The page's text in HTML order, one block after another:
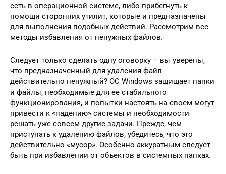
есть в операционной системе, либо прибегнуть к
помощи сторонних утилит, которые и предназначены
для выполнения подобных действий. Рассмотрим все
методы избавления от ненужных файлов.
Следует только сделать одну оговорку – вы уверены,
что предназначенный для удаления файл
действительно ненужный? ОС Windows защищает папки
и файлы, необходимые для ее стабильного
функционирования, и попытки настоять на своем могут
привести к «падению» системы и необходимости
решать уже совсем другие задачи. Прежде, чем
приступать к удалению файлов, убедитесь, что это
действительно «мусор». Особенно аккуратным следует
быть при избавлении от объектов в системных папках.